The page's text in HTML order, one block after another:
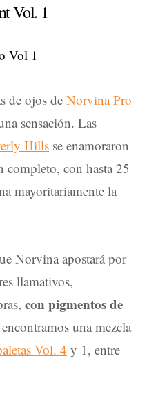
Vol. 1
de ojos de Norvina Pro
sensación. Las
Hills se enamoraron
completo, con hasta 25
mayoritariamente la
Norvina apostará por
llamativos,
con pigmentos de
una mezcla
Vol. 4 y 1, entre